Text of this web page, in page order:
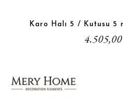
Karo Halı 5 / Kutusu 5